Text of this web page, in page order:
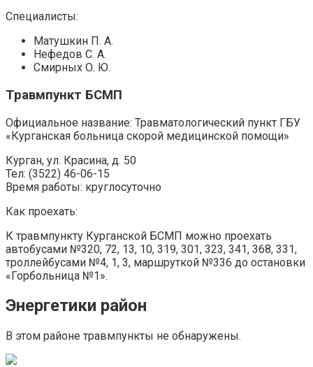
Специалисты:
Матушкин П. А.
Нефедов С. А.
Смирных О. Ю.
Травмпункт БСМП
Официальное название: Травматологический пункт ГБУ
«Курганская больница скорой медицинской помощи»
Курган, ул. Красина, д. 50
Тел: (3522) 46-06-15
Время работы: круглосуточно
Как проехать:
К травмпункту Курганской БСМП можно проехать
автобусами №320, 72, 13, 10, 319, 301, 323, 341, 368, 331,
троллейбусами №4, 1, 3, маршруткой №336 до остановки
«Горбольница №1».
Энергетики район
В этом районе травмпункты не обнаружены.